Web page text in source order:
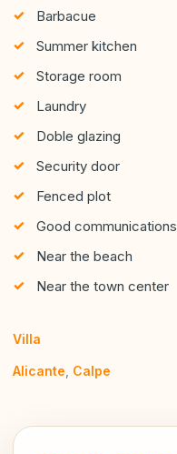
Barbacue
Summer kitchen
Storage room
Laundry
Doble glazing
Security door
Fenced plot
Good communications
Near the beach
Near the town center
Villa
Alicante Calpe